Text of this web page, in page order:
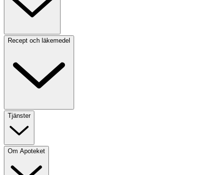
Recept och läkemedel
Tjänster
Om Apoteket